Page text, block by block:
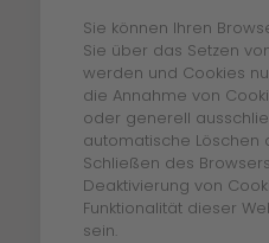
Sie können Ihren
Sie über das Setzen
werden und Cookies
die Annahme von
oder generell
automatische Löschen
Schließen des
Deaktivierung von
Funktionalität dieser
sein.